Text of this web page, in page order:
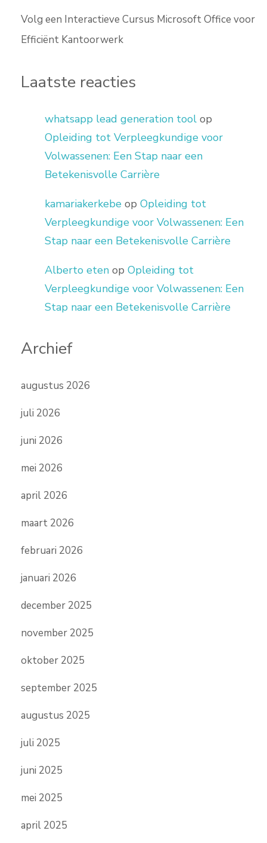
Volg een Interactieve Cursus Microsoft Office voor
Efficiënt Kantoorwerk
Laatste reacties
whatsapp lead generation tool op
Opleiding tot Verpleegkundige voor
Volwassenen: Een Stap naar een
Betekenisvolle Carrière
kamariakerkebe op Opleiding tot
Verpleegkundige voor Volwassenen: Een
Stap naar een Betekenisvolle Carrière
Alberto eten op Opleiding tot
Verpleegkundige voor Volwassenen: Een
Stap naar een Betekenisvolle Carrière
Archief
augustus 2026
juli 2026
juni 2026
mei 2026
april 2026
maart 2026
februari 2026
januari 2026
december 2025
november 2025
oktober 2025
september 2025
augustus 2025
juli 2025
juni 2025
mei 2025
april 2025